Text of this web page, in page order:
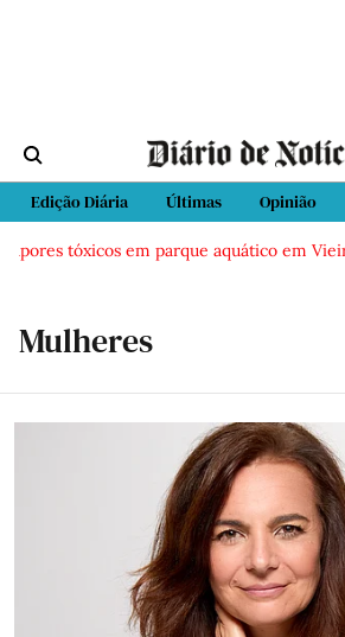
Edição Diária Últimas Opinião
tóxicos em parque aquático em Vieira de
Mulheres